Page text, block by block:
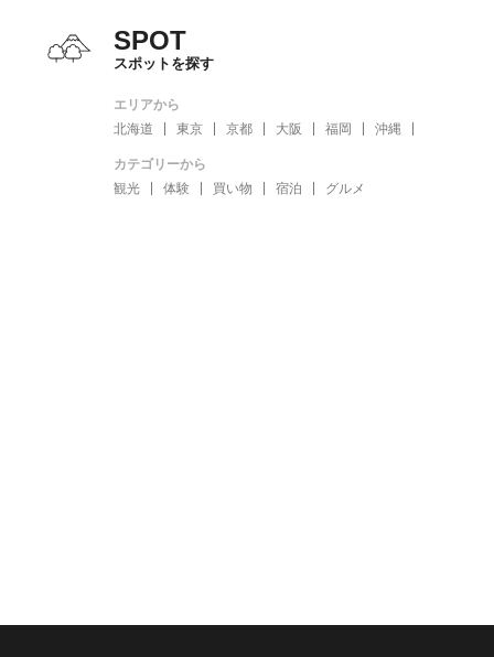
SPOT
スポットを探す
エリアから
北海道
東京 京都 大阪 福岡 沖縄
カテゴリーから
観光
体験 買い物 宿泊 グルメ